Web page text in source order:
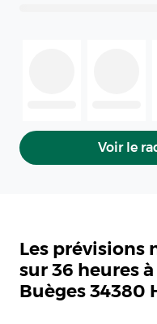
Voir le
Les prévisions
sur 36 heures
Buèges 34380